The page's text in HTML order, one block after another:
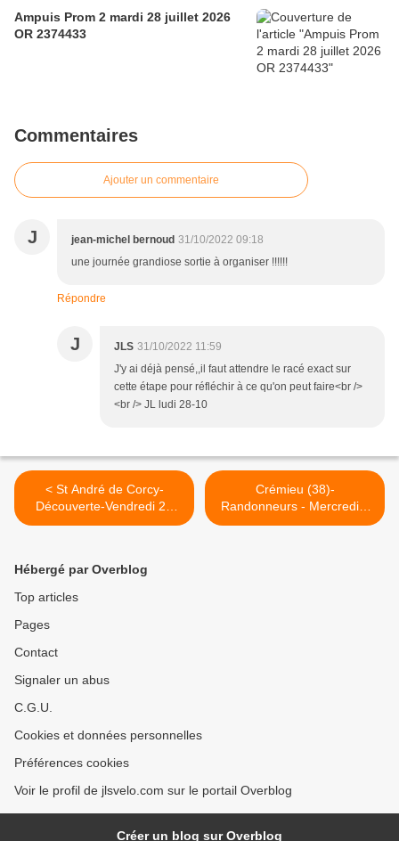
Ampuis Prom 2 mardi 28 juillet 2026
OR 2374433
Commentaires
Ajouter un commentaire
J jean-michel bernoud 31/10/2022 09:18
une journée grandiose sortie à organiser !!!!!!
Répondre
J JLS 31/10/2022 11:59
J'y ai déjà pensé,,il faut attendre le racé exact sur
cette étape pour réfléchir à ce qu'on peut faire<br />
<br /> JL ludi 28-10
< St André de Corcy-
Découverte-Vendredi 28
octobre 2022 -- OR: N°
Crémieu (38)-
Randonneurs - Mercredi 2
novembre 2022 -
Hébergé par Overblog
Top articles
Pages
Contact
Signaler un abus
C.G.U.
Cookies et données personnelles
Préférences cookies
Voir le profil de jlsvelo.com sur le portail Overblog
Créer un blog sur Overblog